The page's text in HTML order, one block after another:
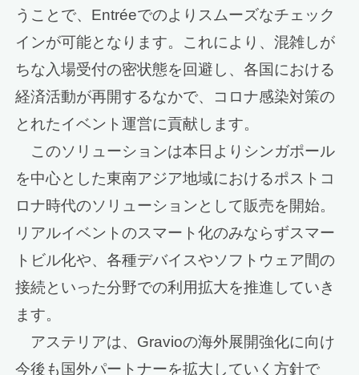
うことで、Entréeでのよりスムーズなチェック
インが可能となります。これにより、混雑しが
ちな入場受付の密状態を回避し、各国における
経済活動が再開するなかで、コロナ感染対策の
とれたイベント運営に貢献します。
このソリューションは本日よりシンガポール
を中心とした東南アジア地域におけるポストコ
ロナ時代のソリューションとして販売を開始。
リアルイベントのスマート化のみならずスマー
トビル化や、各種デバイスやソフトウェア間の
接続といった分野での利用拡大を推進していき
ます。
アステリアは、Gravioの海外展開強化に向け
今後も国外パートナーを拡大していく方針で